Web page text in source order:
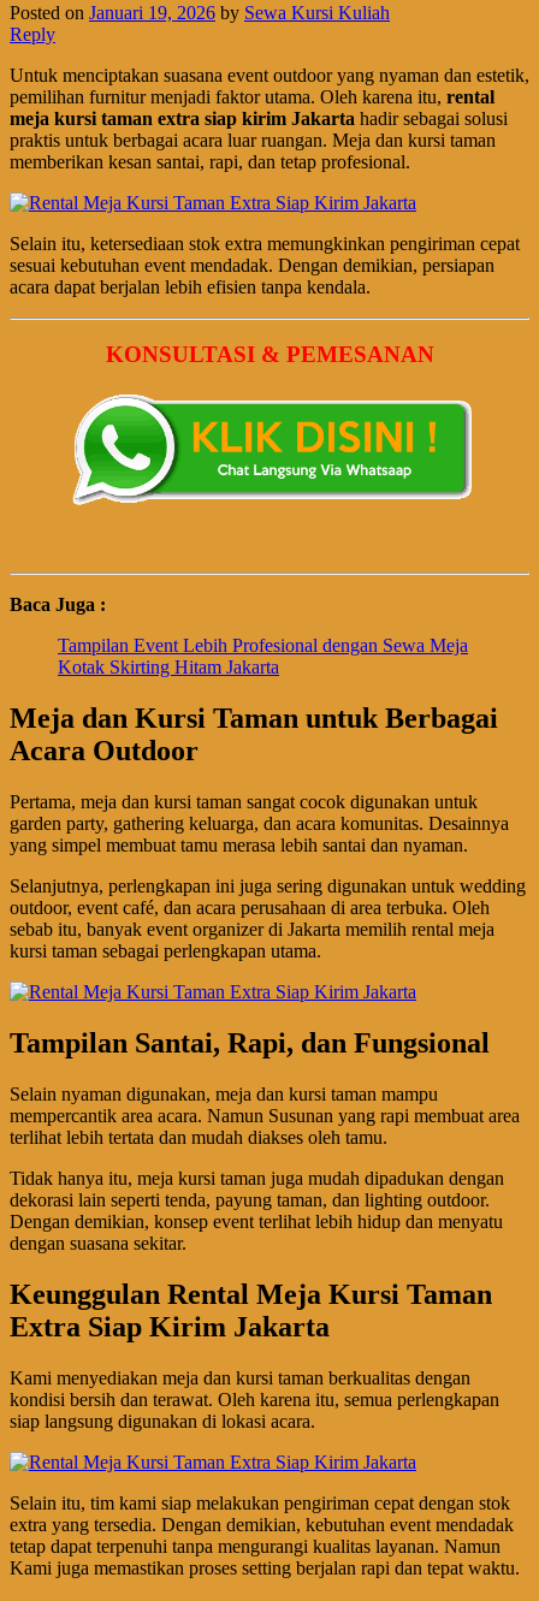
Posted on Januari 19, 2026 by Sewa Kursi Kuliah
Reply
Untuk menciptakan suasana event outdoor yang nyaman dan estetik,
pemilihan furnitur menjadi faktor utama. Oleh karena itu, rental
meja kursi taman extra siap kirim Jakarta hadir sebagai solusi
praktis untuk berbagai acara luar ruangan. Meja dan kursi taman
memberikan kesan santai, rapi, dan tetap profesional.
Selain itu, ketersediaan stok extra memungkinkan pengiriman cepat
sesuai kebutuhan event mendadak. Dengan demikian, persiapan
acara dapat berjalan lebih efisien tanpa kendala.
KONSULTASI & PEMESANAN
Baca Juga :
Tampilan Event Lebih Profesional dengan Sewa Meja
Kotak Skirting Hitam Jakarta
Meja dan Kursi Taman untuk Berbagai
Acara Outdoor
Pertama, meja dan kursi taman sangat cocok digunakan untuk
garden party, gathering keluarga, dan acara komunitas. Desainnya
yang simpel membuat tamu merasa lebih santai dan nyaman.
Selanjutnya, perlengkapan ini juga sering digunakan untuk wedding
outdoor, event café, dan acara perusahaan di area terbuka. Oleh
sebab itu, banyak event organizer di Jakarta memilih rental meja
kursi taman sebagai perlengkapan utama.
Tampilan Santai, Rapi, dan Fungsional
Selain nyaman digunakan, meja dan kursi taman mampu
mempercantik area acara. Namun Susunan yang rapi membuat area
terlihat lebih tertata dan mudah diakses oleh tamu.
Tidak hanya itu, meja kursi taman juga mudah dipadukan dengan
dekorasi lain seperti tenda, payung taman, dan lighting outdoor.
Dengan demikian, konsep event terlihat lebih hidup dan menyatu
dengan suasana sekitar.
Keunggulan Rental Meja Kursi Taman
Extra Siap Kirim Jakarta
Kami menyediakan meja dan kursi taman berkualitas dengan
kondisi bersih dan terawat. Oleh karena itu, semua perlengkapan
siap langsung digunakan di lokasi acara.
Selain itu, tim kami siap melakukan pengiriman cepat dengan stok
extra yang tersedia. Dengan demikian, kebutuhan event mendadak
tetap dapat terpenuhi tanpa mengurangi kualitas layanan. Namun
Kami juga memastikan proses setting berjalan rapi dan tepat waktu.